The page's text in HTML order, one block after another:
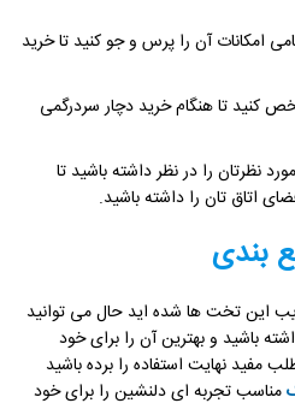
امکانات آن را پرس و جو کنید تا خرید
کنید تا هنگام خرید دچار سردرگمی
نظرتان را در نظر داشته باشید تا
اتاق تان را داشته باشید.
بندی
این تخت ها شده اید حال می توانید
باشید و بهترین آن را برای خود
مفید نهایت استفاده را برده باشید
مناسب تجربه ای دلنشین را برای خود